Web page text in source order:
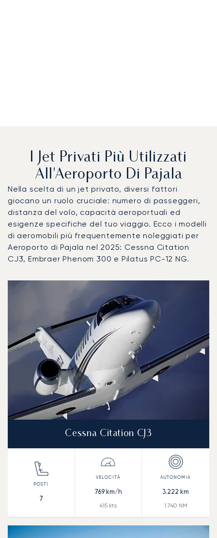
I Jet Privati Più Utilizzati
All'Aeroporto Di Pajala
Nella scelta di un jet privato, diversi fattori
giocano un ruolo cruciale: numero di passeggeri,
distanza del volo, capacità aeroportuali ed
esigenze specifiche del tuo viaggio. Ecco i modelli
di aeromobili più frequentemente noleggiati per
Aeroporto di Pajala nel 2025: Cessna Citation
CJ3, Embraer Phenom 300 e Pilatus PC-12 NG.
Modello di aeromobile
Velocità (nodi)
Cessna Citation CJ3
7
769km/h
415 kts
3.222 km
1.740 NM